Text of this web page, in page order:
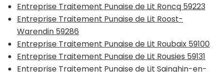
Entreprise Traitement Punaise de Lit Roncq 59223
Entreprise Traitement Punaise de Lit Roost-
Warendin 59286
Entreprise Traitement Punaise de Lit Roubaix 59100
Entreprise Traitement Punaise de Lit Rousies 59131
Entreprise Traitement Punaise de Lit Sainghin-en-